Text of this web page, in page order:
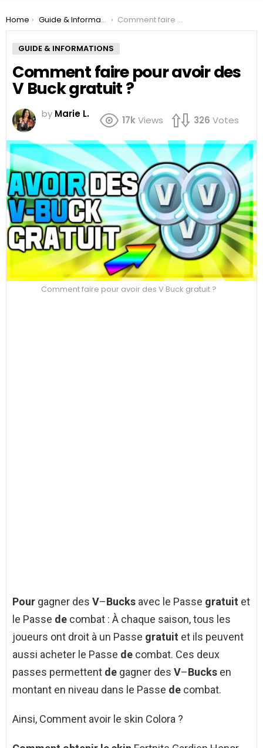
You are here:
Home Guide & Informations Comment faire pour avoir des V Buck gratuit ?
GUIDE & INFORMATIONS
Comment faire pour avoir des
V Buck gratuit ?
by Marie L.
17kViews 326 Votes
Comment faire pour avoir des V Buck gratuit ?
Pour gagner des V–Bucks avec le Passe gratuit et
le Passe de combat : À chaque saison, tous les
joueurs ont droit à un Passe gratuit et ils peuvent
aussi acheter le Passe de combat. Ces deux
passes permettent de gagner des V–Bucks en
montant en niveau dans le Passe de combat.
Ainsi, Comment avoir le skin Colora ?